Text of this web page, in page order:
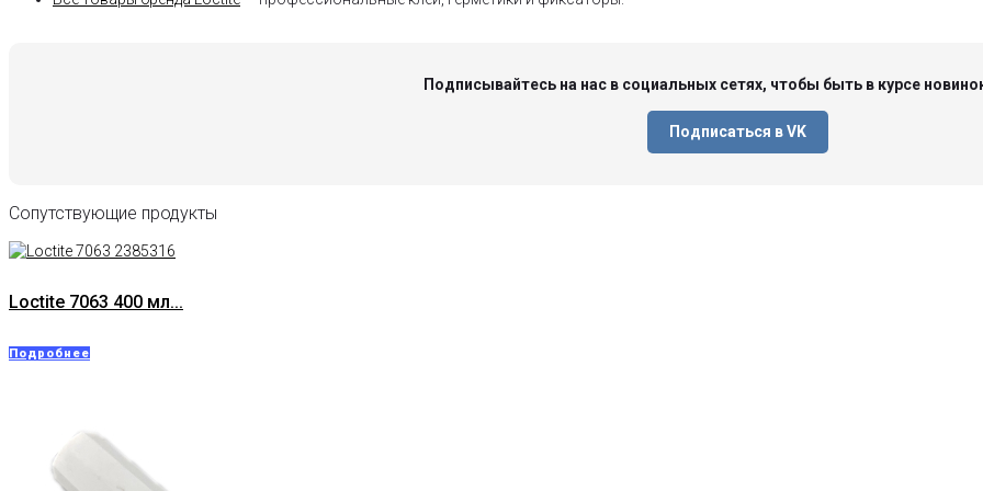
Подписывайтесь на нас в социальных сетях, чтобы быть в курсе
Подписаться в VK
Сопутствующие продукты
Loctite 7063 400 мл...
Подробнее